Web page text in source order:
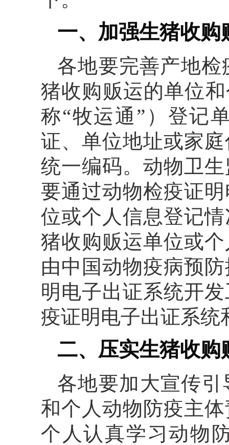
一、加强生猪收
各地要完善产地
猪收购贩运的单位
称“牧运通”）登记
证、单位地址或家
统一编码。动物卫
要通过动物检疫证
位或个人信息登记
猪收购贩运单位或
由中国动物疫病预
明电子出证系统开
疫证明电子出证系统
二、压实生猪收
各地要加大宣传
和个人动物防疫主
个人认真学习动物